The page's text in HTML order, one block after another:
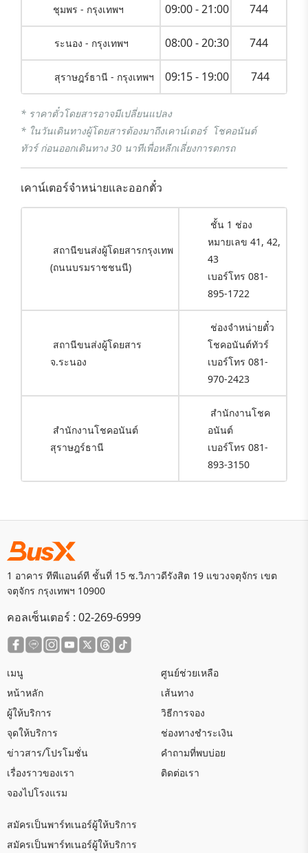
ชุมพร - กรุงเทพฯ 09:00 - 21:00 744
ระนอง - กรุงเทพฯ 08:00 - 20:30 744
สุราษฎร์ธานี - กรุงเทพฯ 09:15 - 19:00 744
* ราคาตั๋วโดยสารอาจมีเปลี่ยนแปลง
* ในวันเดินทางผู้โดยสารต้องมาถึงเคาน์เตอร์ โชคอนันต์
ทัวร์ ก่อนออกเดินทาง 30 นาทีเพื่อหลีกเลี่ยงการตกรถ
เคาน์เตอร์จำหน่ายและออกตั๋ว
สถานีขนส่งผู้โดยสารกรุงเทพ
(ถนนบรมราชชนนี)
ชั้น 1 ช่อง
หมายเลข 41, 42,
43
เบอร์โทร 081-
895-1722
สถานีขนส่งผู้โดยสาร
จ.ระนอง
ช่องจำหน่ายตั๋ว
โชคอนันต์ทัวร์
เบอร์โทร 081-
970-2423
สำนักงานโชคอนันต์
สุราษฎร์ธานี
สำนักงานโชค
อนันต์
เบอร์โทร 081-
893-3150
1 อาคาร ทีพีแอนด์ที ชั้นที่ 15 ซ.วิภาวดีรังสิต 19 แขวงจตุจักร เขต
จตุจักร กรุงเทพฯ 10900
คอลเซ็นเตอร์ : 02-269-6999
เมนู
หน้าหลัก
ผู้ให้บริการ
จุดให้บริการ
ข่าวสาร/โปรโมชั่น
เรื่องราวของเรา
จองไปโรงแรม
ศูนย์ช่วยเหลือ
เส้นทาง
วิธีการจอง
ช่องทางชำระเงิน
คำถามที่พบบ่อย
ติดต่อเรา
สมัครเป็นพาร์ทเนอร์ผู้ให้บริการ
สมัครเป็นพาร์ทเนอร์ผู้ให้บริการ